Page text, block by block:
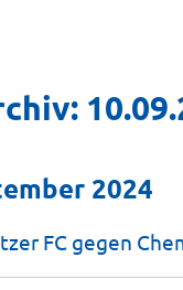
2024
FC gegen